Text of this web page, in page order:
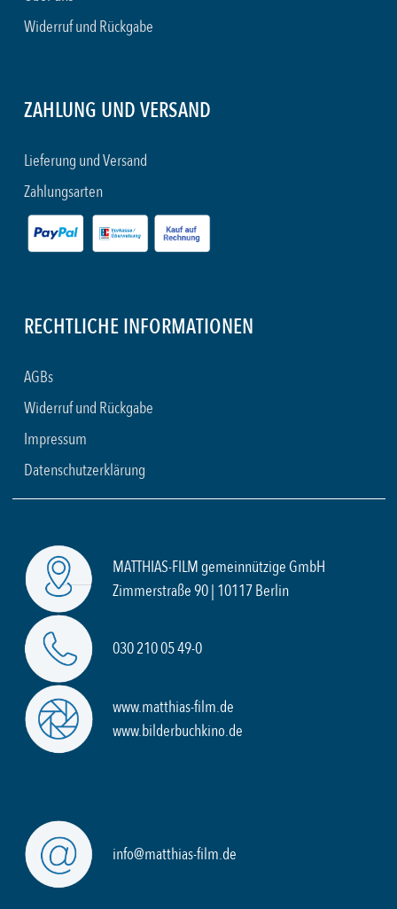
Widerruf und Rückgabe
ZAHLUNG UND VERSAND
Lieferung und Versand
Zahlungsarten
RECHTLICHE INFORMATIONEN
AGBs
Widerruf und Rückgabe
Impressum
Datenschutzerklärung
MATTHIAS-FILM gemeinnützige GmbH
Zimmerstraße 90 | 10117 Berlin
030 210 05 49-0
www.matthias-film.de
www.bilderbuchkino.de
info@matthias-film.de